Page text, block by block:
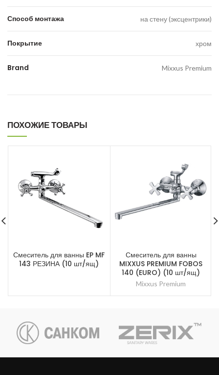
Способ монтажа на стену (эксцентрики)
Покрытие хром
Brand Mixxus Premium
ПОХОЖИЕ ТОВАРЫ
Смеситель для ванны EP MF
143 РЕЗИНА (10 шт/ящ)
Смеситель для ванны
MIXXUS PREMIUM FOBOS
140 (EURO) (10 шт/ящ)
Mixxus Premium